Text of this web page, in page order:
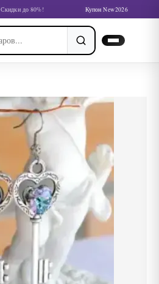
Скидки до 80%! Купон New2026